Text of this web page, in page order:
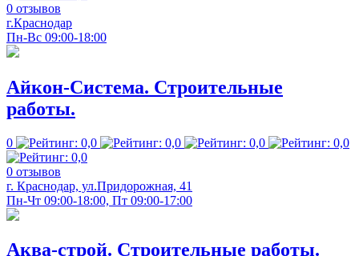
0 отзывов
г.Краснодар
Пн-Вс 09:00-18:00
Айкон-Система. Строительные
работы.
0
0 отзывов
г. Краснодар, ул.Придорожная, 41
Пн-Чт 09:00-18:00, Пт 09:00-17:00
Аква-строй. Строительные работы.